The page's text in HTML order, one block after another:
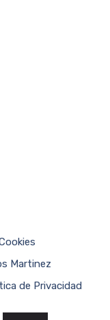
Martinez
de Privacidad